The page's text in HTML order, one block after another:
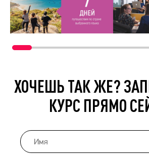
ХОЧЕШЬ ТАК ЖЕ?
КУРС ПРЯМО